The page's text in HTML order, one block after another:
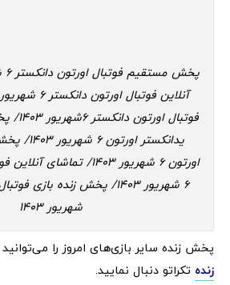
فوتبال
یدانکستر
اورتون 6 شهریور 1403/
شهریور 1403
پخش زنده سایر بازی‌های امروز را
زنده تکراتو دنبال نمایید.